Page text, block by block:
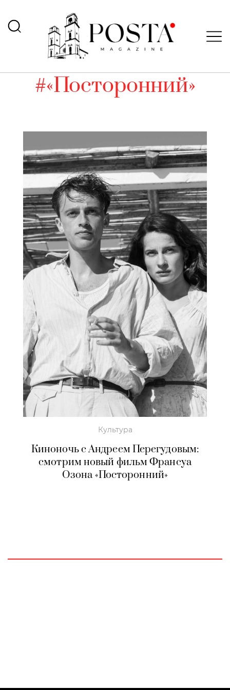
#«Посторонний»
Культура
Киноночь с Андреем Перегудовым:
смотрим новый фильм Франсуа
Озона «Посторонний»